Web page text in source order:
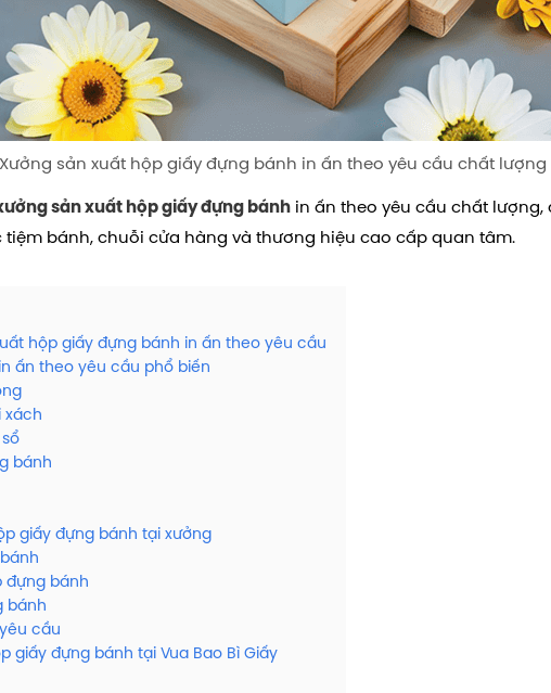
Xưởng sản xuất hộp giấy đựng bánh in ấn theo yêu cầu chất lượng
sản xuất hộp giấy đựng bánh in ấn theo yêu cầu chất lượng,
bánh, chuỗi cửa hàng và thương hiệu cao cấp quan tâm.
hộp giấy đựng bánh in ấn theo yêu cầu
ấn theo yêu cầu phổ biến
xách
bánh
giấy đựng bánh tại xưởng
đựng bánh
bánh
cầu
giấy đựng bánh tại Vua Bao Bì Giấy